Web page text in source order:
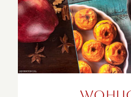
Wohlig